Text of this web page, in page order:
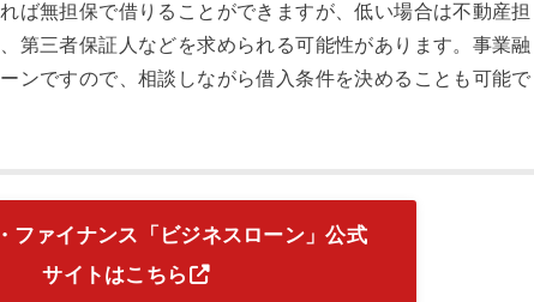
ば無担保で借りることができますが、低い場合は不動産担
第三者保証人などを求められる可能性があります。事業融
ンですので、相談しながら借入条件を決めることも可能で
ファイナンス「ビジネスローン」公式
サイトはこちら